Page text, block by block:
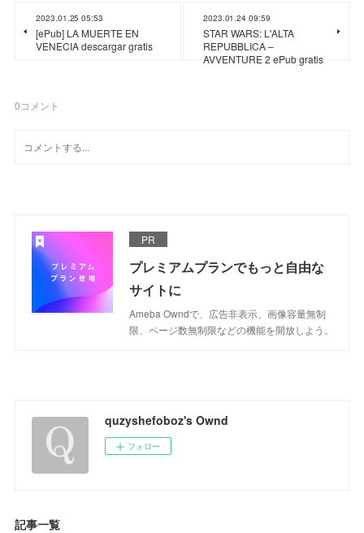
2023.01.25 05:53
[ePub] LA MUERTE EN
VENECIA descargar gratis
2023.01.24 09:59
STAR WARS: L'ALTA
REPUBBLICA –
AVVENTURE 2 ePub gratis
0コメント
PR
プレミアムプランでもっと自由な
サイトに
Ameba Owndで、広告非表示、画像容量無制
限、ページ数無制限などの機能を開放しよう。
quzyshefoboz's Ownd
フォロー
記事一覧